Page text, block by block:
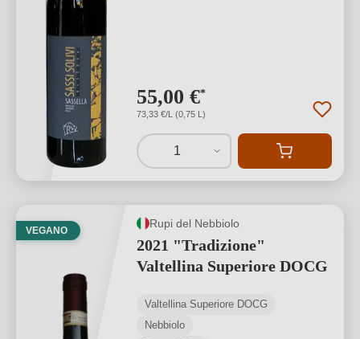
55,00 €*
73,33 €/L (0,75 L)
1
VEGANO
Rupi del Nebbiolo
2021 "Tradizione"
Valtellina Superiore DOCG
Valtellina Superiore DOCG
Nebbiolo